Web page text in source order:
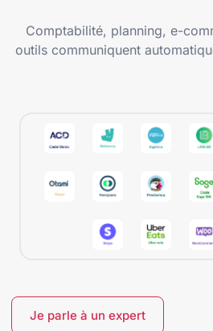
Comptabilité, planning, e-
outils communiquent
Je parle à un expert